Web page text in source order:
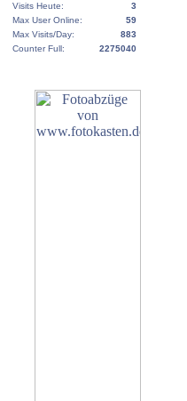
Visits Heute:
3
Max User Online:
59
Max Visits/Day:
883
Counter Full:
2275040